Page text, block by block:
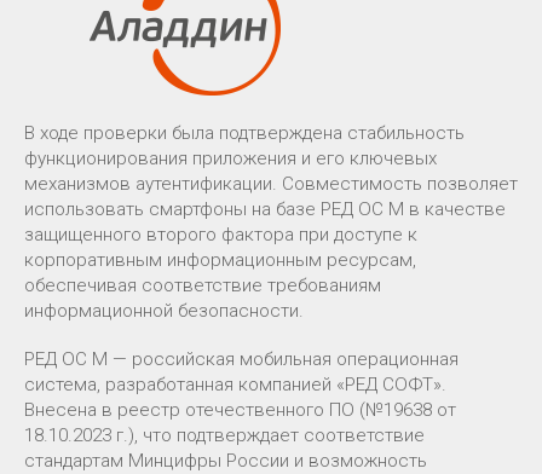
В ходе проверки была подтверждена стабильность
функционирования приложения и его ключевых
механизмов аутентификации. Совместимость позволяет
использовать смартфоны на базе РЕД ОС М в качестве
защищенного второго фактора при доступе к
корпоративным информационным ресурсам,
обеспечивая соответствие требованиям
информационной безопасности.
РЕД ОС М — российская мобильная операционная
система, разработанная компанией «РЕД СОФТ».
Внесена в реестр отечественного ПО (№19638 от
18.10.2023 г.), что подтверждает соответствие
стандартам Минцифры России и возможность